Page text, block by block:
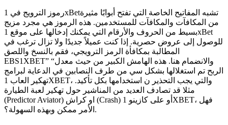
رموز الترويج في 1xBetتشبه المفاتيح الخاصة التي تفتح أبوابًا مثيرة
من المكافآت والمكافآت للمستخدمين. هذه الرموز هي مجرد مزيج
بسيط من الحروف والأرقام التي يمكنك إدخالها على موقع 1xBet
للوصول إلى عروض حصرية. إذا كنت عميلاً جديدًا ولا تزال ترغب في
المطالبة بمكافأة الرمز الترويجي، فقم بالنسخ واللصق
EBS1XBET” “والانضمام هنا. هذه الهامش الكبير من حيث معدل
الربح تم استغلالها بشكل سي من طرف النصابين في الدعاية لبرامج
تهكير العاب 1XBET، والتي يجب التحذير ن استخدامها بكل تأكيد.
مثلا قد تصادف العديد من المناشير حول تهكير لعبة الطيارة
(Predictor Aviator) او كراش (Crash) أو على كازينو 1XBET، فهل
الأمر ممكن وبهذه السهولة؟.